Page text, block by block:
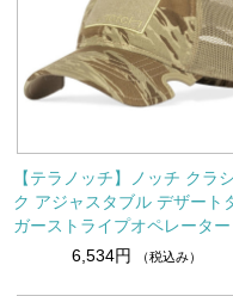
【テラノッチ】ノッチ クラ
ク アジャスタブル デザート
ガーストライプオペレーター
6,534円
（税込み）